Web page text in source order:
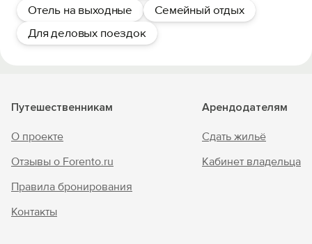
Отель на выходные
Семейный отдых
Для деловых поездок
Путешественникам
О проекте
Отзывы о Forento.ru
Правила бронирования
Контакты
Арендодателям
Сдать жильё
Кабинет владельца